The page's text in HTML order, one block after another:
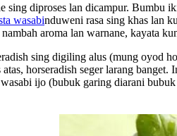
diproses lan dicampur. Bumbu
wasabinduweni rasa sing khas lan
aroma lan warnane, kayata
sing digiling alus (mung oyod
horseradish seger larang
ijo (bubuk garing diarani